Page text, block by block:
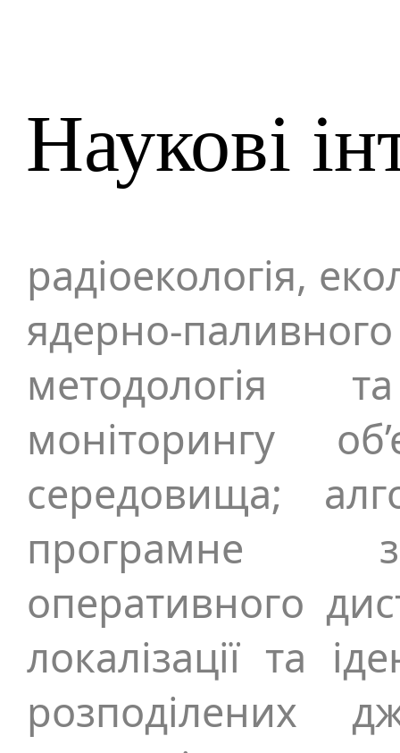
Наукові
радіоекологія,
ядерно-
методологія
моніторингу
середовища;
програмне
оперативного
локалізації та
розподілених